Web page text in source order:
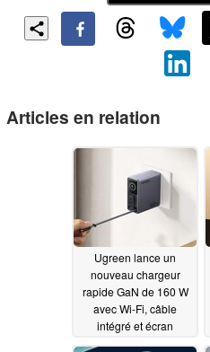
Articles en relation
Ugreen lance un
nouveau chargeur
rapide GaN de 160 W
avec Wi-Fi, câble
intégré et écran
07/30/2026